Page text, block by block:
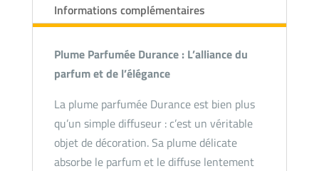
Informations complémentaires
Plume Parfumée Durance : L’alliance du
parfum et de l’élégance
La plume parfumée Durance est bien plus
qu’un simple diffuseur : c’est un véritable
objet de décoration. Sa plume délicate
absorbe le parfum et le diffuse lentement